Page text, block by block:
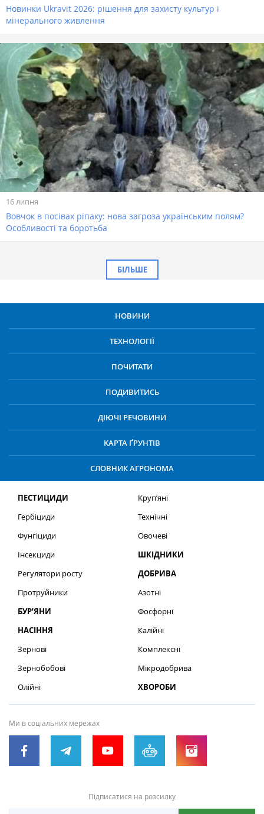
Новинки Ukravit 2026: рішення для захисту культур і
мінерального живлення
16 липня
Вовчок в посівах ріпаку: нова загроза українським полям?
Особливості та боротьба
БІЛЬШЕ
НОВИНИ
ТЕХНОЛОГІЇ
ПОЧИТАТИ
ПОДИВИТИСЬ
ДІЮЧІ РЕЧОВИНИ
КАРТА ҐРУНТІВ
СЛОВНИК АГРОНОМА
ПЕСТИЦИДИ
Гербіциди
Фунгіциди
Інсекциди
Регулятори росту
Протруйники
БУР’ЯНИ
НАСІННЯ
Зернові
Зернобобові
Олійні
Круп’яні
Технічні
Овочеві
ШКІДНИКИ
ДОБРИВА
Азотні
Фосфорні
Калійні
Комплексні
Мікродобрива
ХВОРОБИ
Ми в соціальних мережах
Підписатися на розсилку